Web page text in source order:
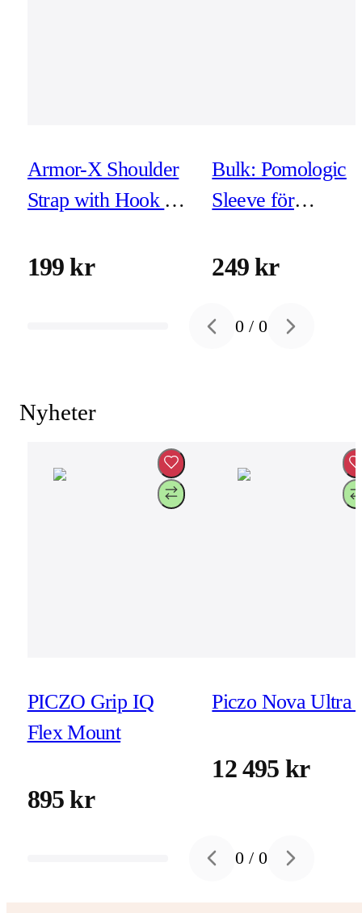
Armor-X Shoulder
Strap with Hook for
199 kr
Bulk: Pomologic
Sleeve för
tum - Black
249 kr
Previous slide
0 /0 Next slide
Nyheter
PICZO Grip IQ
Flex Mount
895 kr
Piczo Nova Ultra
12 495 kr
Previous slide
0 /0 Next slide